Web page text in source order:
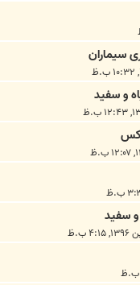
سیماران
و سفید
سفید